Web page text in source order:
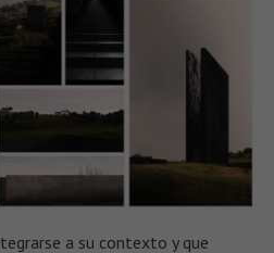
a su contexto y que